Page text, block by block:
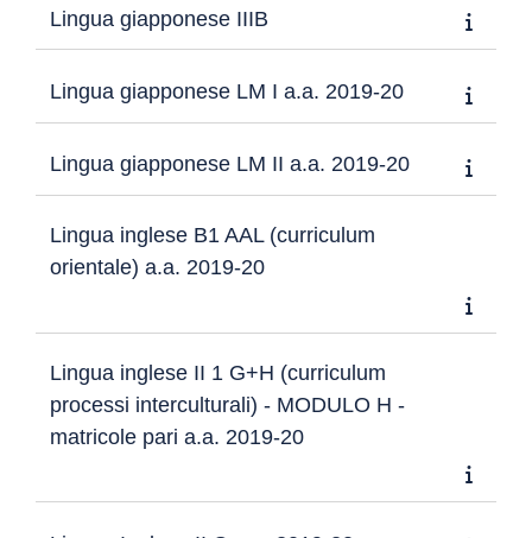
Lingua giapponese IIIB
Lingua giapponese LM I a.a. 2019-20
Lingua giapponese LM II a.a. 2019-20
Lingua inglese B1 AAL (curriculum
orientale) a.a. 2019-20
Lingua inglese II 1 G+H (curriculum
processi interculturali) - MODULO H -
matricole pari a.a. 2019-20